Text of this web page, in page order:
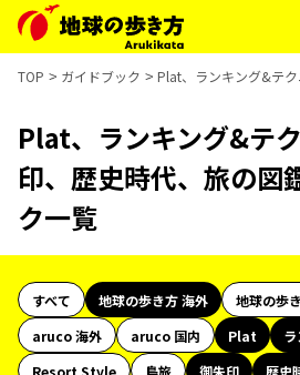
TOP ガイドブック Plat、ランキング&テ
Plat、ランキング&テ
印、歴史時代、旅の図
ク一覧
すべて 地球の歩き方 海外
地球の歩
aruco 海外
aruco 国内 Plat
Resort Style
島旅 御朱印 歴史